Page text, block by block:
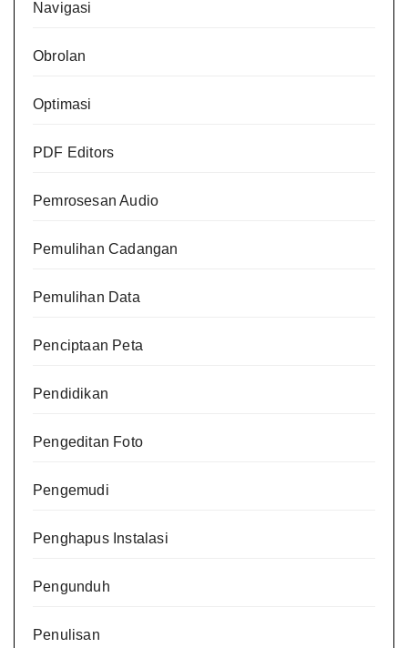
Navigasi
Obrolan
Optimasi
PDF Editors
Pemrosesan Audio
Pemulihan Cadangan
Pemulihan Data
Penciptaan Peta
Pendidikan
Pengeditan Foto
Pengemudi
Penghapus Instalasi
Pengunduh
Penulisan